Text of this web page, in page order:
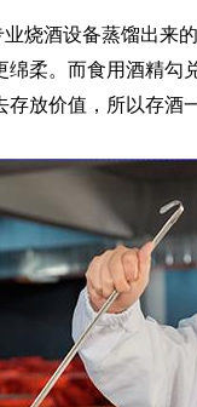
烧酒设备蒸馏出来
绵柔。而食用酒精勾
放价值，所以存酒